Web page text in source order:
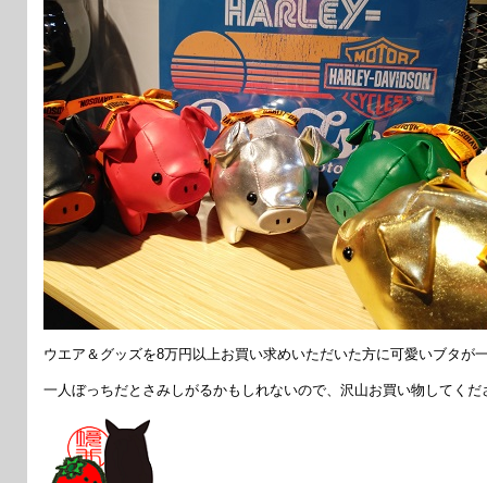
ウエア＆グッズを8万円以上お買い求めいただいた方に可愛いブタが
一人ぼっちだとさみしがるかもしれないので、沢山お買い物してくだ